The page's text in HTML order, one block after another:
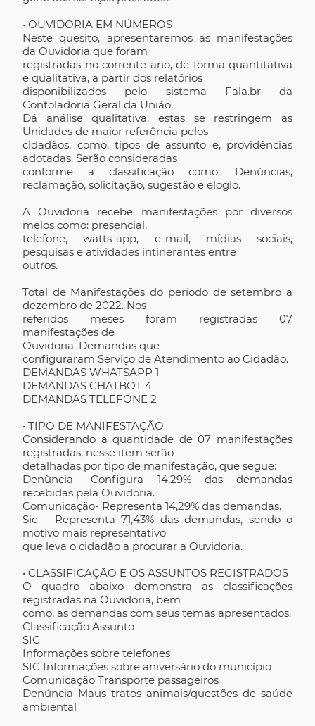
• OUVIDORIA EM NÚMEROS
Neste quesito, apresentaremos as manifestações
da Ouvidoria que foram
registradas no corrente ano, de forma quantitativa
e qualitativa, a partir dos relatórios
disponibilizados pelo sistema Fala.br da
Contoladoria Geral da União.
Dá análise qualitativa, estas se restringem as
Unidades de maior referência pelos
cidadãos, como, tipos de assunto e, providências
adotadas. Serão consideradas
conforme a classificação como: Denúncias,
reclamação, solicitação, sugestão e elogio.
A Ouvidoria recebe manifestações por diversos
meios como: presencial,
telefone, watts-app, e-mail, mídias sociais,
pesquisas e atividades intinerantes entre
outros.
Total de Manifestações do período de setembro a
dezembro de 2022. Nos
referidos meses foram registradas 07
manifestações de
Ouvidoria. Demandas que
configuraram Serviço de Atendimento ao Cidadão.
DEMANDAS WHATSAPP 1
DEMANDAS CHATBOT 4
DEMANDAS TELEFONE 2
• TIPO DE MANIFESTAÇÃO
Considerando a quantidade de 07 manifestações
registradas, nesse item serão
detalhadas por tipo de manifestação, que segue:
Denùncia- Configura 14,29% das demandas
recebidas pela Ouvidoria.
Comunicação- Representa 14,29% das demandas.
Sic – Representa 71,43% das demandas, sendo o
motivo mais representativo
que leva o cidadão a procurar a Ouvidoria.
• CLASSIFICAÇÃO E OS ASSUNTOS REGISTRADOS
O quadro abaixo demonstra as classificações
registradas na Ouvidoria, bem
como, as demandas com seus temas apresentados.
Classificação Assunto
SIC
Informações sobre telefones
SIC Informações sobre aniversário do município
Comunicação Transporte passageiros
Denúncia Maus tratos animais/questões de saúde
ambiental